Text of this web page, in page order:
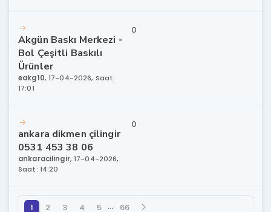
Akgün Baskı Merkezi -
Bol Çeşitli Baskılı
Ürünler
eakg10,17-04-2026, Saat:
17:01
0
ankara dikmen çilingir
0531 453 38 06
ankaracilingir,17-04-2026,
Saat: 14:20
0
1 2 3 4 5 … 66